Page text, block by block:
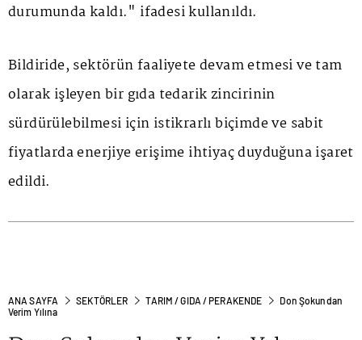
durumunda kaldı." ifadesi kullanıldı.
Bildiride, sektörün faaliyete devam etmesi ve tam
olarak işleyen bir gıda tedarik zincirinin
sürdürülebilmesi için istikrarlı biçimde ve sabit
fiyatlarda enerjiye erişime ihtiyaç duyduğuna işaret
edildi.
ANA SAYFA SEKTÖRLER TARIM / GIDA / PERAKENDE
Don Şokundan
Verim Yılına